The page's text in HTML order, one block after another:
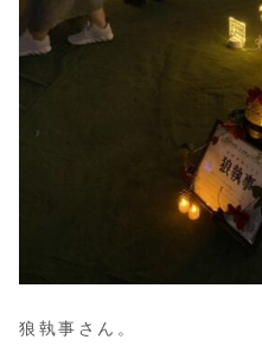
狼執事さん。